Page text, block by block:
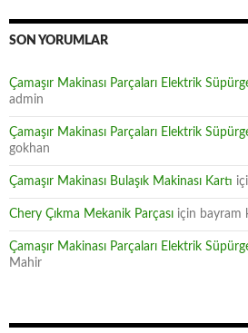
SON YORUMLAR
Çamaşır Makinası Parçaları Elektrik
admin
Çamaşır Makinası Parçaları Elektrik
gokhan
Çamaşır Makinası Bulaşık Makinası Kartı
Chery Çıkma Mekanik Parçası için bayram
Çamaşır Makinası Parçaları Elektrik
Mahir